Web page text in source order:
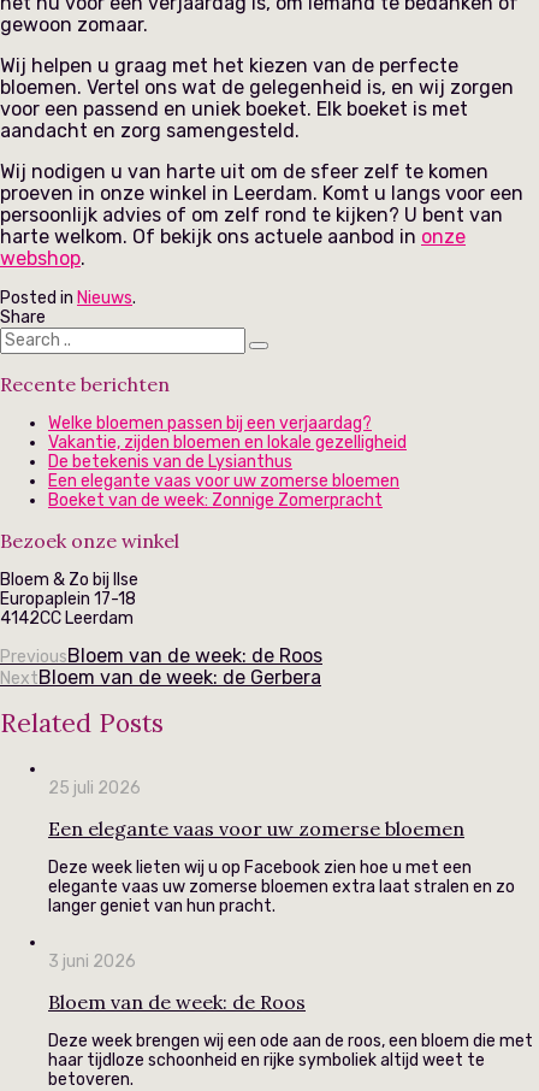
gewoon zomaar.
Wij helpen u graag met het kiezen van de perfecte
bloemen. Vertel ons wat de gelegenheid is, en wij zorgen
voor een passend en uniek boeket. Elk boeket is met
aandacht en zorg samengesteld.
Wij nodigen u van harte uit om de sfeer zelf te komen
proeven in onze winkel in Leerdam. Komt u langs voor een
persoonlijk advies of om zelf rond te kijken? U bent van
harte welkom. Of bekijk ons actuele aanbod in onze
webshop.
Posted in Nieuws.
Share
Recente berichten
Welke bloemen passen bij een verjaardag?
Vakantie, zijden bloemen en lokale gezelligheid
De betekenis van de Lysianthus
Een elegante vaas voor uw zomerse bloemen
Boeket van de week: Zonnige Zomerpracht
Bezoek onze winkel
Bloem & Zo bij Ilse
Europaplein 17-18
4142CC Leerdam
PreviousBloem van de week: de Roos
NextBloem van de week: de Gerbera
Related Posts
25 juli 2026
Een elegante vaas voor uw zomerse bloemen
Deze week lieten wij u op Facebook zien hoe u met een
elegante vaas uw zomerse bloemen extra laat stralen en zo
langer geniet van hun pracht.
3 juni 2026
Bloem van de week: de Roos
Deze week brengen wij een ode aan de roos, een bloem die met
haar tijdloze schoonheid en rijke symboliek altijd weet te
betoveren.